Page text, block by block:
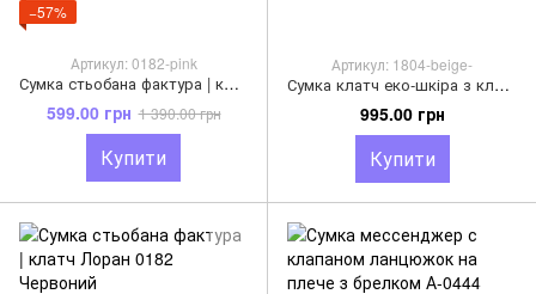
−57%
Артикул: 0182-pink
Сумка стьобана фактура | клатч Лоран 0182 Рожевий
599.00 грн 1 390.00 грн
Купити
Артикул: 1804-beige-
Сумка клатч еко-шкіра з клапаном конверт А-1804 Бежева
995.00 грн
Купити